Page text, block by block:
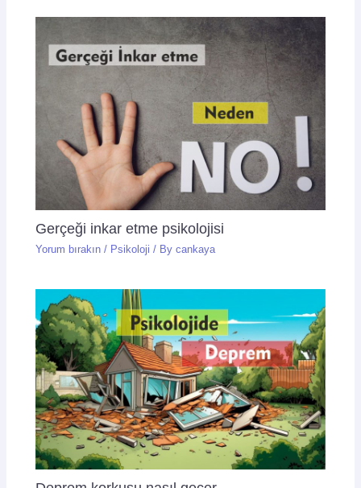
Gerçeği inkar etme psikolojisi
Yorum bırakın / Psikoloji / Bycankaya